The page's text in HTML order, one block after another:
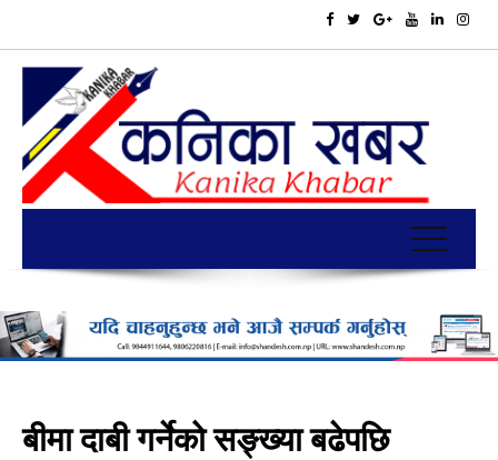
बीमा दाबी गर्नेको सङ्ख्या बढेपछि